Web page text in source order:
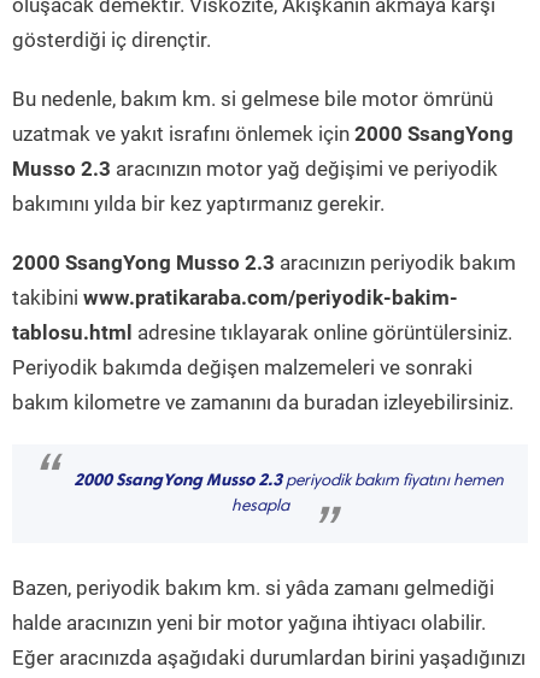
oluşacak demektir. Viskozite, Akışkanın akmaya karşı
gösterdiği iç dirençtir.
Bu nedenle, bakım km. si gelmese bile motor ömrünü
uzatmak ve yakıt israfını önlemek için 2000 SsangYong
Musso 2.3 aracınızın motor yağ değişimi ve periyodik
bakımını yılda bir kez yaptırmanız gerekir.
2000 SsangYong Musso 2.3 aracınızın periyodik bakım
takibini www.pratikaraba.com/periyodik-bakim-
tablosu.html adresine tıklayarak online görüntülersiniz.
Periyodik bakımda değişen malzemeleri ve sonraki
bakım kilometre ve zamanını da buradan izleyebilirsiniz.
“ 2000 SsangYong Musso 2.3periyodik bakım fiyatını hemen
hesapla
”
Bazen, periyodik bakım km. si yâda zamanı gelmediği
halde aracınızın yeni bir motor yağına ihtiyacı olabilir.
Eğer aracınızda aşağıdaki durumlardan birini yaşadığınızı